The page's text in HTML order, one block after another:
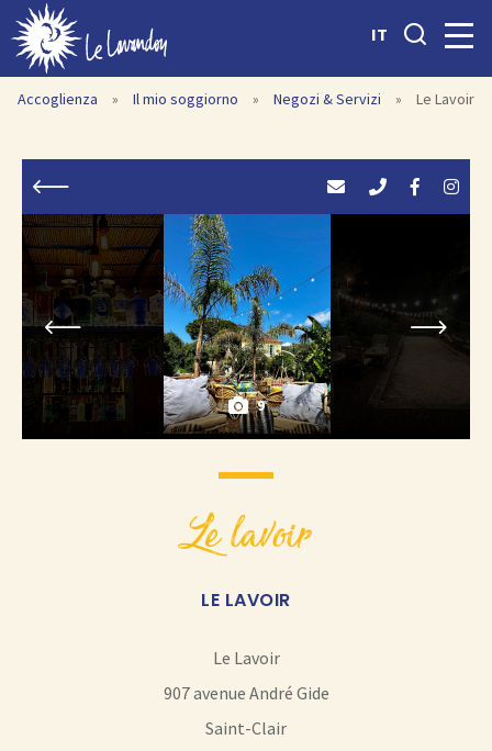
IT
Accoglienza » Il mio soggiorno » Negozi & Servizi » Le Lavoir
9
le lavoir
LE LAVOIR
Le Lavoir
907 avenue André Gide
Saint-Clair